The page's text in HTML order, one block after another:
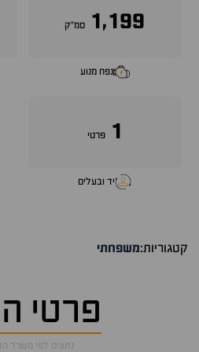
1,199 סמ״ק
נפח מנוע
1 פרטי
יד ובעלים
קטגוריות:משפחתי
פרטי
נתונים לפי משרד